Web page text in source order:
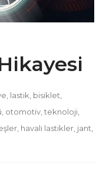
lastik bisiklet
otomotiv teknoloji
havalı lastikler jant